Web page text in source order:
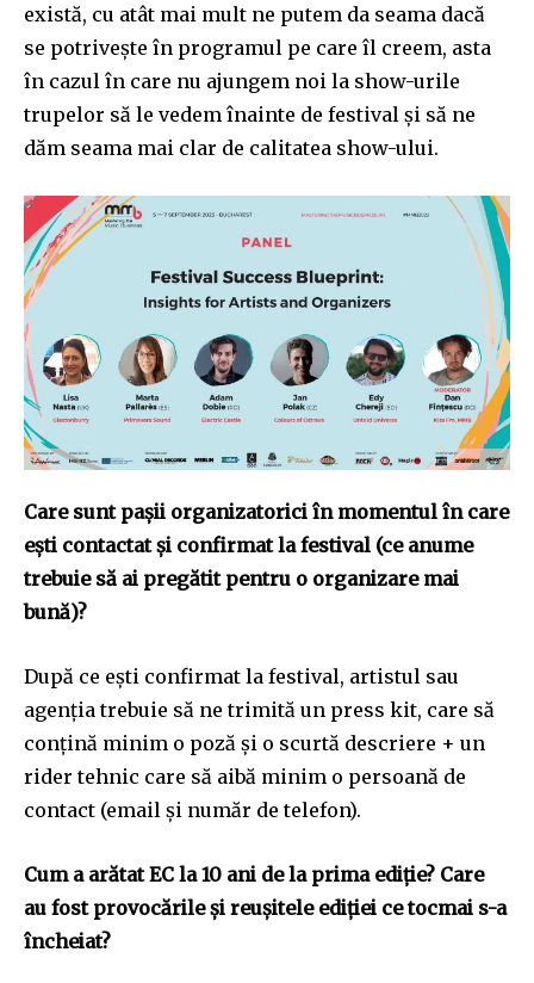
există, cu atât mai mult ne putem da seama dacă
se potrivește în programul pe care îl creem, asta
în cazul în care nu ajungem noi la show-urile
trupelor să le vedem înainte de festival și să ne
dăm seama mai clar de calitatea show-ului.
Care sunt pașii organizatorici în momentul în care
ești contactat și confirmat la festival (ce anume
trebuie să ai pregătit pentru o organizare mai
bună)?
După ce ești confirmat la festival, artistul sau
agenția trebuie să ne trimită un press kit, care să
conțină minim o poză și o scurtă descriere + un
rider tehnic care să aibă minim o persoană de
contact (email și număr de telefon).
Cum a arătat EC la 10 ani de la prima ediție? Care
au fost provocările și reușitele ediției ce tocmai s-a
încheiat?